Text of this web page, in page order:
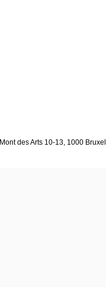
Mont des Arts 10-13, 1000